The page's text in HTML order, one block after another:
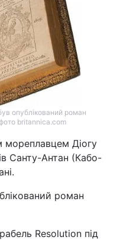
опублікований роман
britannica.com
мореплавцем Діогу
Санту-Антан (Кабо-
роман
Resolution під